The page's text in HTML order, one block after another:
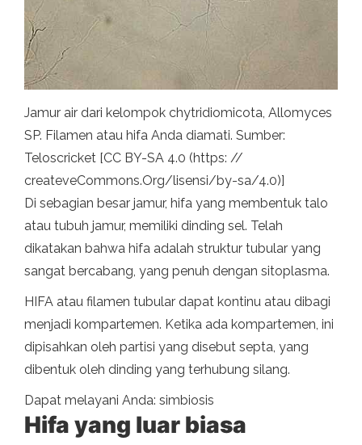
Jamur air dari kelompok chytridiomicota, Allomyces
SP. Filamen atau hifa Anda diamati. Sumber:
Teloscricket [CC BY-SA 4.0 (https: //
createveCommons.Org/lisensi/by-sa/4.0)]
Di sebagian besar jamur, hifa yang membentuk talo
atau tubuh jamur, memiliki dinding sel. Telah
dikatakan bahwa hifa adalah struktur tubular yang
sangat bercabang, yang penuh dengan sitoplasma.
HIFA atau filamen tubular dapat kontinu atau dibagi
menjadi kompartemen. Ketika ada kompartemen, ini
dipisahkan oleh partisi yang disebut septa, yang
dibentuk oleh dinding yang terhubung silang.
Dapat melayani Anda: simbiosis
Hifa yang luar biasa